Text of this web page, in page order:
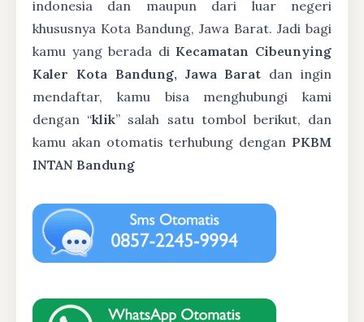
indonesia dan maupun dari luar negeri
khususnya Kota Bandung, Jawa Barat. Jadi bagi
kamu yang berada di Kecamatan Cibeunying
Kaler Kota Bandung, Jawa Barat dan ingin
mendaftar, kamu bisa menghubungi kami
dengan “klik” salah satu tombol berikut, dan
kamu akan otomatis terhubung dengan PKBM
INTAN Bandung